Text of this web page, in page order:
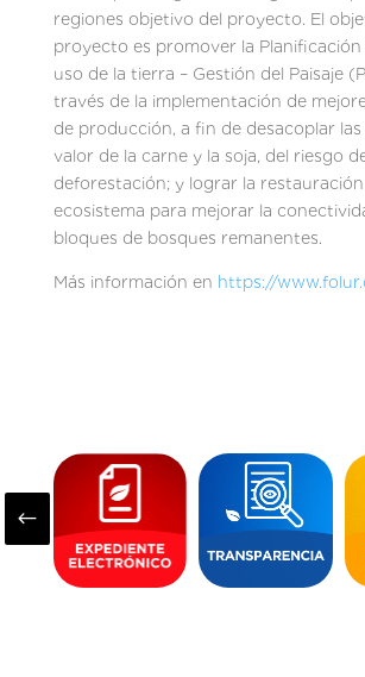
regiones objetivo del proyecto. El
proyecto es promover la
uso de la tierra – Gestión del Paisaje
través de la implementación de
de producción, a fin de desacoplar
valor de la carne y la soja, del riesgo
deforestación; y lograr la restauración
ecosistema para mejorar la
bloques de bosques remanentes.
Más información en https://
#